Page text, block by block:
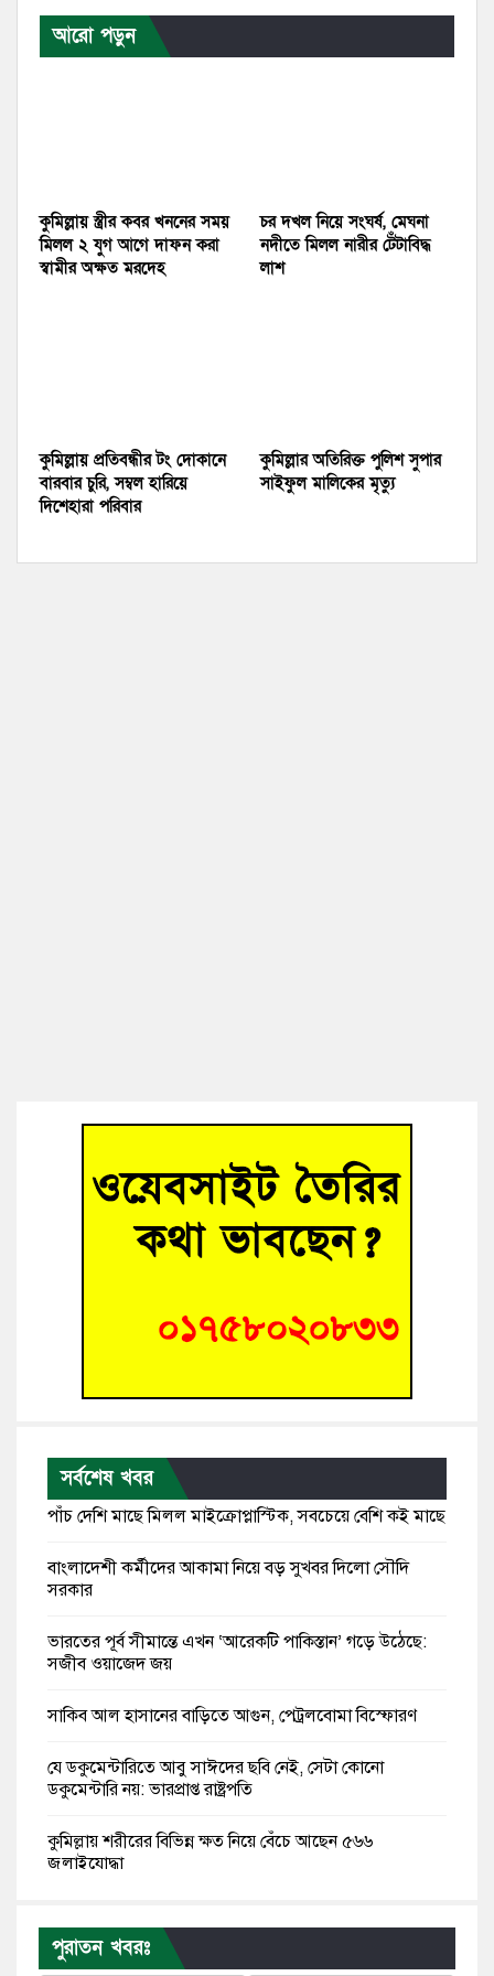
আরো পড়ুন
কুমিল্লায় স্ত্রীর কবর খননের সময়
মিলল ২ যুগ আগে দাফন করা
স্বামীর অক্ষত মরদেহ
চর দখল নিয়ে সংঘর্ষ, মেঘনা
নদীতে মিলল নারীর টেঁটাবিদ্ধ
লাশ
কুমিল্লায় প্রতিবন্ধীর টং দোকানে
বারবার চুরি, সম্বল হারিয়ে
দিশেহারা পরিবার
কুমিল্লার অতিরিক্ত পুলিশ সুপার
সাইফুল মালিকের মৃত্যু
সর্বশেষ খবর
পাঁচ দেশি মাছে মিলল মাইক্রোপ্লাস্টিক, সবচেয়ে বেশি কই মাছে
বাংলাদেশী কর্মীদের আকামা নিয়ে বড় সুখবর দিলো সৌদি
সরকার
ভারতের পূর্ব সীমান্তে এখন ‘আরেকটি পাকিস্তান’ গড়ে উঠেছে:
সজীব ওয়াজেদ জয়
সাকিব আল হাসানের বাড়িতে আগুন, পেট্রলবোমা বিস্ফোরণ
যে ডকুমেন্টারিতে আবু সাঈদের ছবি নেই, সেটা কোনো
ডকুমেন্টারি নয়: ভারপ্রাপ্ত রাষ্ট্রপতি
কুমিল্লায় শরীরের বিভিন্ন ক্ষত নিয়ে বেঁচে আছেন ৫৬৬
জুলাইযোদ্ধা
পাটওয়ারী
পুরাতন খবরঃ